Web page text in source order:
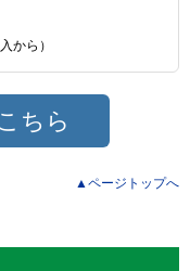
から）
ちら
▲ページトップへ